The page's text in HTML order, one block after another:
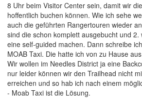
8 Uhr beim Visitor Center sein, damit wir
hoffentlich buchen können. Wie ich sehe
auch die geführten Rangertouren wieder
sind die schon komplett ausgebucht und 2.
eine self-guided machen. Dann schreibe
MOAB Taxi. Die hatte ich von zu Hause
Wir wollen im Needles District ja eine
nur leider können wir den Trailhead nicht
erreichen und so hab ich nach einem
- Moab Taxi ist die Lösung.